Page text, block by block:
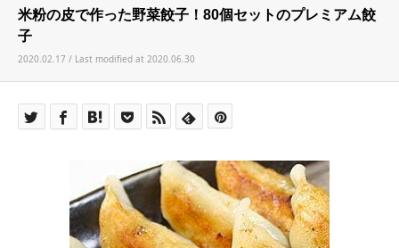
米粉の皮で作った野菜餃子！80個セットのプレミアム餃
子
2020.02.17 / Last modified at 2020.06.30